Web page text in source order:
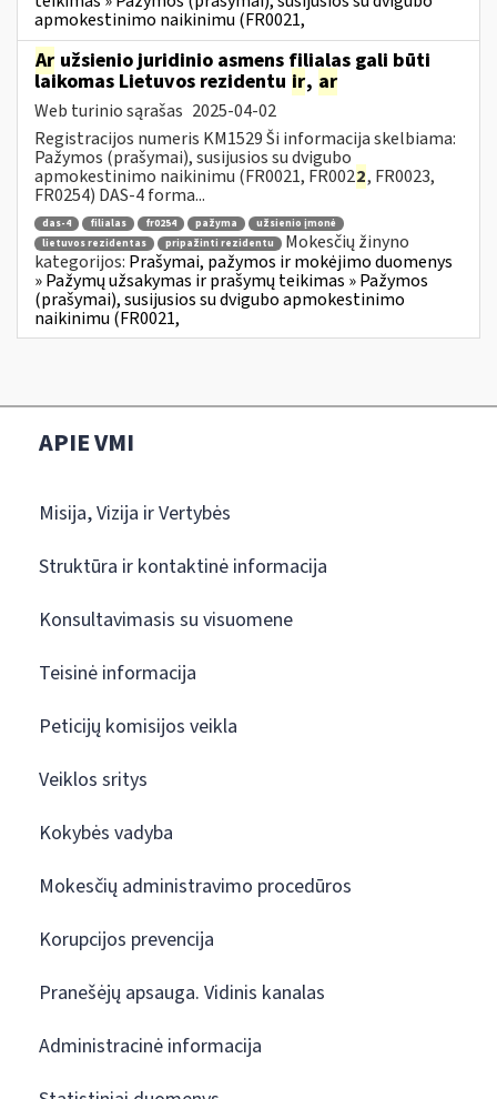
apmokestinimo naikinimu (FR0021,
Ar užsienio juridinio asmens filialas gali būti
laikomas Lietuvos rezidentu ir, ar
Web turinio sąrašas 2025-04-02
Registracijos numeris KM1529 Ši informacija skelbiama:
Pažymos (prašymai), susijusios su dvigubo
apmokestinimo naikinimu (FR0021, FR0022, FR0023,
FR0254) DAS-4 forma...
das-4 filialas fr0254 pažyma
užsienio įmonė
lietuvos rezidentas
pripažinti rezidentu
Mokesčių žinyno
kategorijos: Prašymai, pažymos ir mokėjimo duomenys
» Pažymų užsakymas ir prašymų teikimas » Pažymos
(prašymai), susijusios su dvigubo apmokestinimo
naikinimu (FR0021,
APIE VMI
Misija, Vizija ir Vertybės
Struktūra ir kontaktinė informacija
Konsultavimasis su visuomene
Teisinė informacija
Peticijų komisijos veikla
Veiklos sritys
Kokybės vadyba
Mokesčių administravimo procedūros
Korupcijos prevencija
Pranešėjų apsauga. Vidinis kanalas
Administracinė informacija